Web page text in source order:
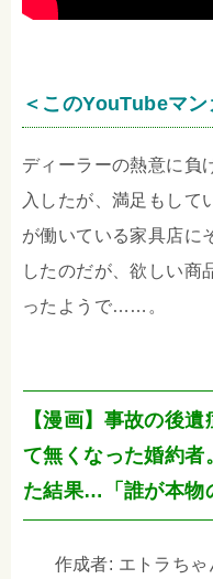
＜このYouTubeマ
ディーラーの熱意に負
入したが、満足もして
が働いている家具店に
したのだが、欲しい商
ったようで……。
【漫画】事故の後
て無くなった婚約者
た結果…「誰が本物
作成者: エトラち